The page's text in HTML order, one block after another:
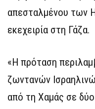
απεσταλμένου των
εκεχειρία στη Γάζα.
«Η πρόταση
ζωντανών
από τη Χαμάς σε